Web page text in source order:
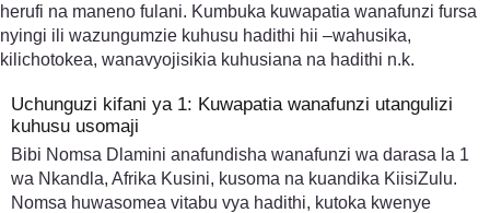
herufi na maneno fulani. Kumbuka kuwapatia wanafunzi fursa
nyingi ili wazungumzie kuhusu hadithi hii –wahusika,
kilichotokea, wanavyojisikia kuhusiana na hadithi n.k.
Uchunguzi kifani ya 1: Kuwapatia wanafunzi utangulizi
kuhusu usomaji
Bibi Nomsa Dlamini anafundisha wanafunzi wa darasa la 1
wa Nkandla, Afrika Kusini, kusoma na kuandika KiisiZulu.
Nomsa huwasomea vitabu vya hadithi, kutoka kwenye